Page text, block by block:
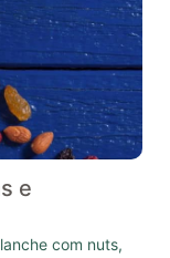
e
lanche com nuts,